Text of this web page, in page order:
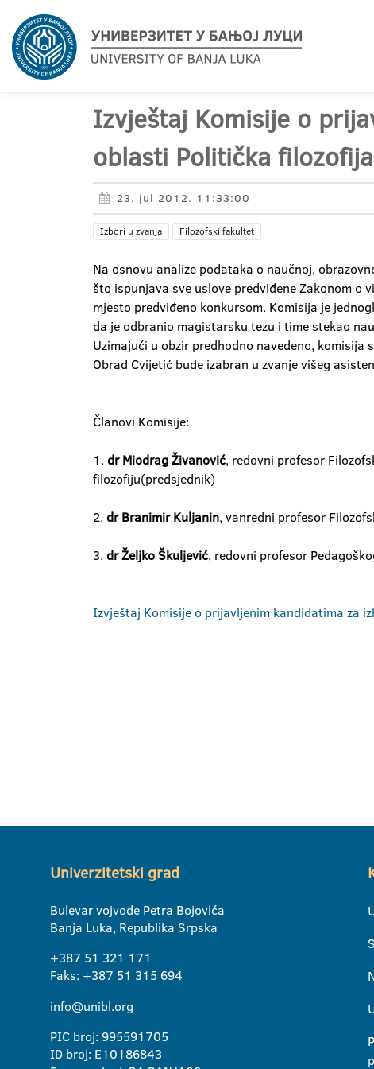
Izvještaj Komisije o
oblasti Politička
23. jul 2012. 11:33:00
Izbori u zvanja Filozofski fakultet
Na osnovu analize podataka o naučnoj,
što ispunjava sve uslove predviđene Zakonom o
mjesto predviđeno konkursom. Komisija je
da je odbranio magistarsku tezu i time stekao
Uzimajući u obzir predhodno navedeno,
Obrad Cvijetić bude izabran u zvanje višeg
Članovi Komisije:
1. dr Miodrag Živanović, redovni profesor
filozofiju(predsjednik)
2. dr Branimir Kuljanin, vanredni profesor
3. dr Željko Škuljević, redovni profesor
Izvještaj Komisije o prijavljenim kandidatima za
Univerzitetski grad
Bulevar vojvode Petra Bojovića
Banja Luka, Republika Srpska
+387 51 321 171
Faks: +387 51 315 694
info@unibl.org
PIC broj: 995591705
ID broj: E10186843